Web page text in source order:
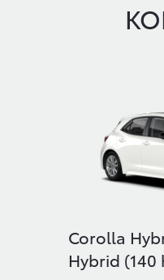
Corolla
Hybrid (140